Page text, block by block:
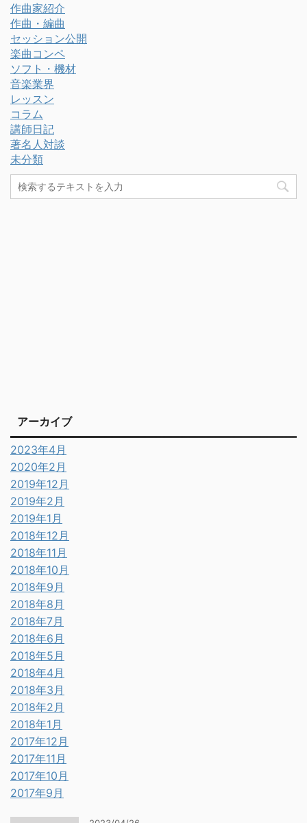
作曲家紹介
作曲・編曲
セッション公開
楽曲コンペ
ソフト・機材
音楽業界
レッスン
コラム
講師日記
著名人対談
未分類
アーカイブ
2023年4月
2020年2月
2019年12月
2019年2月
2019年1月
2018年12月
2018年11月
2018年10月
2018年9月
2018年8月
2018年7月
2018年6月
2018年5月
2018年4月
2018年3月
2018年2月
2018年1月
2017年12月
2017年11月
2017年10月
2017年9月